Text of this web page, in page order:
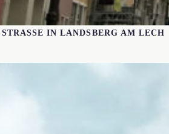
IN LANDSBERG AM LECH